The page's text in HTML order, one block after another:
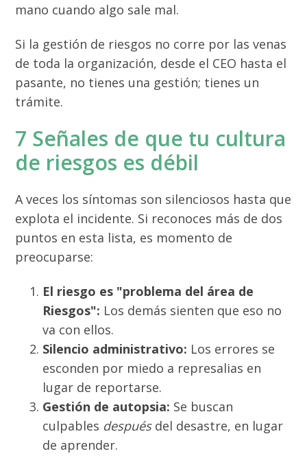
mano cuando algo sale mal.
Si la gestión de riesgos no corre por las venas
de toda la organización, desde el CEO hasta el
pasante, no tienes una gestión; tienes un
trámite.
7 Señales de que tu cultura
de riesgos es débil
A veces los síntomas son silenciosos hasta que
explota el incidente. Si reconoces más de dos
puntos en esta lista, es momento de
preocuparse:
El riesgo es "problema del área de
Riesgos": Los demás sienten que eso no
va con ellos.
Silencio administrativo: Los errores se
esconden por miedo a represalias en
lugar de reportarse.
Gestión de autopsia: Se buscan
culpables despuésdel desastre, en lugar
de aprender.